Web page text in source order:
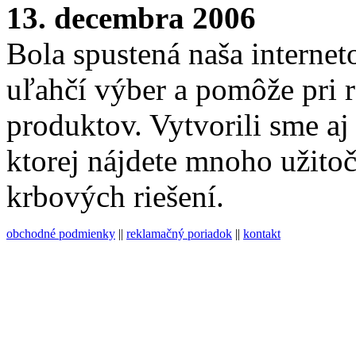
13. decembra 2006
Bola spustená naša
uľahčí výber a pomôže pri
produktov. Vytvorili sme
ktorej nájdete mnoho
krbových riešení.
obchodné podmienky || reklamačný poriadok || kontakt